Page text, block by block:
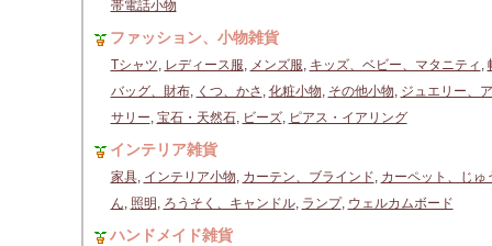
帯電話小物
ファッション、小物雑貨
Tシャツ, レディース服, メンズ服, キッズ、ベビー、マタニティ ,
バッグ、財布, くつ、かさ , 化粧小物, その他小物, ジュエリー、
サリー, 宝石・天然石, ビーズ, ピアス・イアリング
インテリア雑貨
家具, インテリア小物, カーテン、ブラインド, カーペット、じゅ
ん, 照明 , ろうそく、キャンドル, ランプ, ウェルカムボード
ハンドメイド雑貨